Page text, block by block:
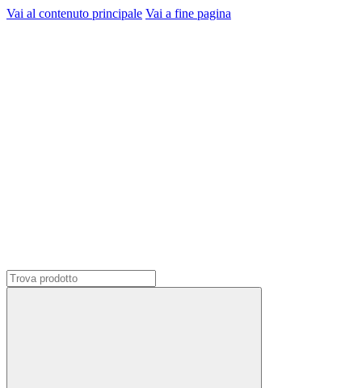
Vai al contenuto principale Vai a fine pagina